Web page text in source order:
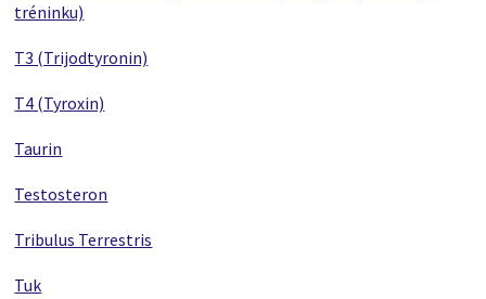
tréninku)
T3 (Trijodtyronin)
T4 (Tyroxin)
Taurin
Testosteron
Tribulus Terrestris
Tuk